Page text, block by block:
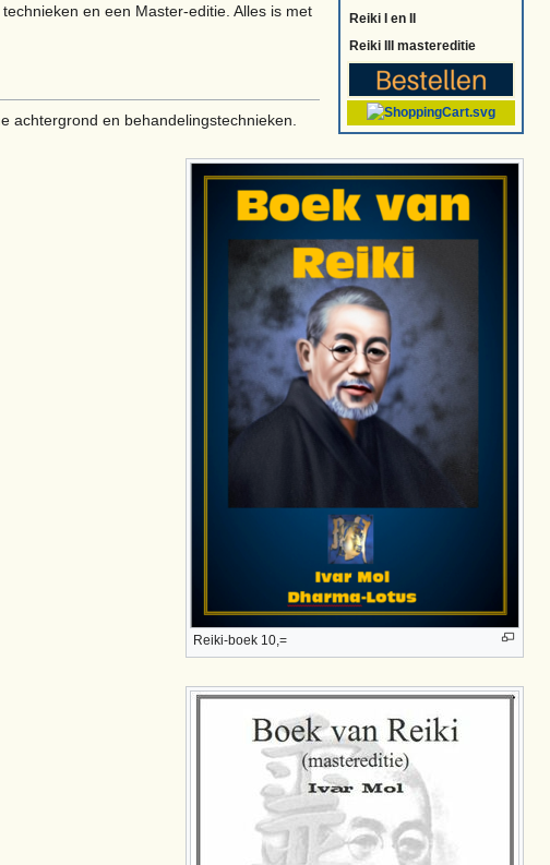
Reiki I en II
Reiki III mastereditie
Reiki-boek 10,=
en een Master-editie. Alles is met
achtergrond en behandelingstechnieken.